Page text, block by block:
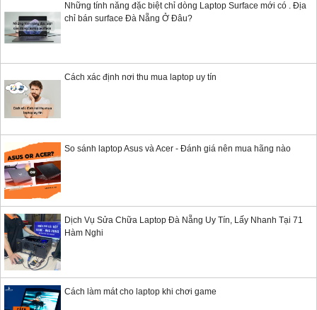
Những tính năng đặc biệt chỉ dòng Laptop Surface mới có . Địa
chỉ bán surface Đà Nẵng Ở Đâu?
Cách xác định nơi thu mua laptop uy tín
So sánh laptop Asus và Acer - Đánh giá nên mua hãng nào
Dịch Vụ Sửa Chữa Laptop Đà Nẵng Uy Tín, Lấy Nhanh Tại 71
Hàm Nghi
Cách làm mát cho laptop khi chơi game